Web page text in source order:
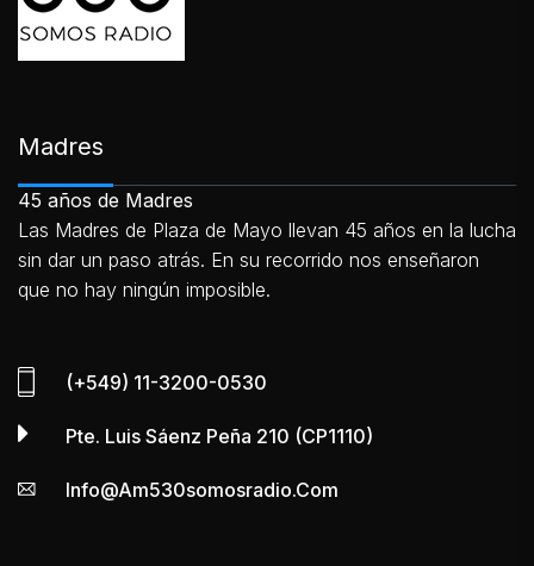
Madres
45 años de Madres
Las Madres de Plaza de Mayo llevan 45 años en la lucha
sin dar un paso atrás. En su recorrido nos enseñaron
que no hay ningún imposible.
(+549) 11-3200-0530
Pte. Luis Sáenz Peña 210 (CP1110)
Info@am530somosradio.com